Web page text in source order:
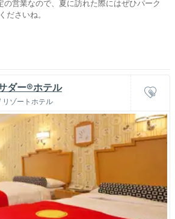
の営業なので、夏に訪れた際にはぜひパーク
ださいね。
ダー®ホテル
ゾートホテル